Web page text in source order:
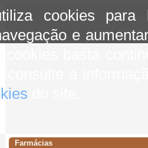
cookies para
e
Farmácias